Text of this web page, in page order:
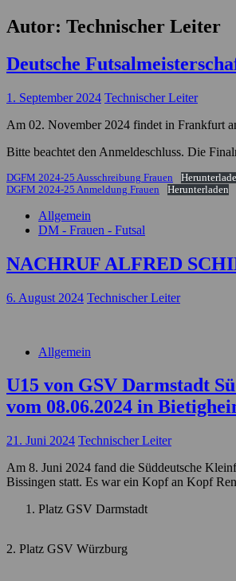
Autor: Technischer Leiter
Deutsche
1. September 2024 Technischer Leiter
Am 02. November 2024 findet in Frankfurt
Bitte beachtet den Anmeldeschluss. Die
DGFM 2024-25 Ausschreibung Frauen
DGFM 2024-25 Anmeldung Frauen
Herunterladen
Allgemein
DM - Frauen - Futsal
NACHRUF ALFRED
6. August 2024 Technischer Leiter
Allgemein
U15 von GSV Darmstadt
vom 08.06.2024 in
21. Juni 2024 Technischer Leiter
Am 8. Juni 2024 fand die Süddeutsche
Bissingen statt. Es war ein Kopf an Kopf
Platz GSV Darmstadt
2. Platz GSV Würzburg